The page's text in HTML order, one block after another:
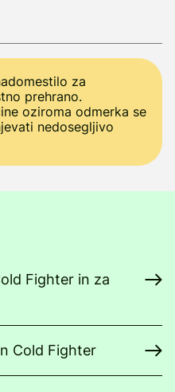
za
prehrano.
oziroma odmerka se
nedosegljivo
Fighter in za
Cold Fighter